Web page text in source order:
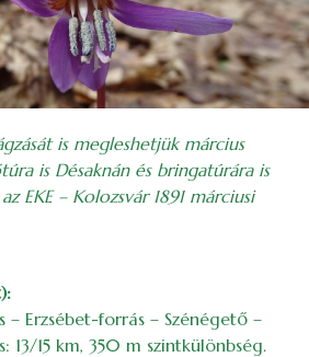
is megleshetjük március
is Désaknán és bringatúrára is
EKE – Kolozsvár 1891 márciusi
Erzsébet-forrás – Szénégető –
13/15 km, 350 m szintkülönbség.